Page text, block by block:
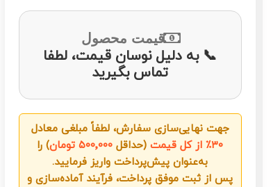
قیمت محصول
📞 به دلیل نوسان قیمت، لطفا
تماس بگیرید
جهت نهایی‌سازی سفارش، لطفاً مبلغی معادل
۳۰٪ از کل قیمت
(حداقل ۵۰۰٬۰۰۰ تومان
) را
به‌عنوان پیش‌پرداخت واریز فرمایید.
پس از ثبت موفق پرداخت، فرآیند آماده‌سازی و